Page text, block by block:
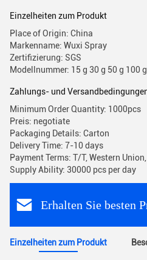
Einzelheiten zum Produkt
Place of Origin: China
Markenname: Wuxi Spray
Zertifizierung: SGS
Modellnummer: 15 g 30 g 50 g 100
Zahlungs- und
Minimum Order Quantity: 1000pcs
Preis: negotiate
Packaging Details: Carton
Delivery Time: 7-10 days
Payment Terms: T/T, Western
Supply Ability: 30000 pcs per day
Erhalten Sie besten
Einzelheiten zum Produkt